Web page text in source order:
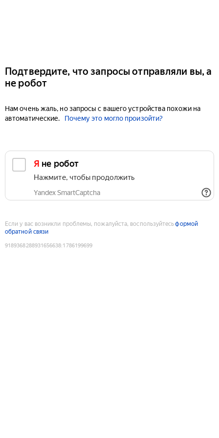
Подтвердите, что запросы отправляли вы, а
не робот
Нам очень жаль, но запросы с вашего устройства похожи на
автоматические.
Почему это могло произойти?
Я не робот
Нажмите, чтобы продолжить
Yandex SmartCaptcha
Если у вас возникли проблемы, пожалуйста, воспользуйтесьформой
обратной связи
9189368288931656638:1786199699